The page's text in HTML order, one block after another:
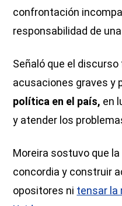
confrontación
responsabilidad de
Señaló que el
acusaciones graves y
política en el país, en
y atender los
Moreira sostuvo que
concordia y construir
opositores ni tensar la